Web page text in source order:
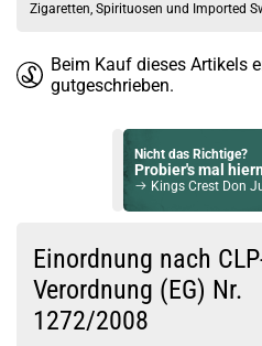
Zigaretten, Spirituosen und Imported
Beim Kauf dieses Artikels
gutgeschrieben.
Nicht das Richtige?
Probier's mal
Kings Crest Don Juan
Check das mal!
Flavorist Tabak
Du willst Kröten
Schau mal hier!
Einordnung nach
Verordnung (EG) Nr.
1272/2008